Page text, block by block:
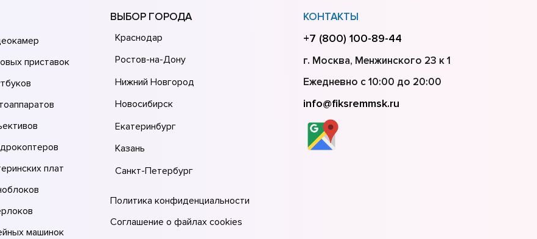
приставок
плат
машинок
ВЫБОР ГОРОДА
Краснодар
Ростов-на-Дону
Нижний Новгород
Новосибирск
Екатеринбург
Казань
Санкт-Петербург
Политика конфиденциальности
Соглашение о файлах cookies
КОНТАКТЫ
+7 (800) 100-89-44
г. Москва, Менжинского 23 к 1
Ежедневно с 10:00 до 20:00
info@fiksremmsk.ru